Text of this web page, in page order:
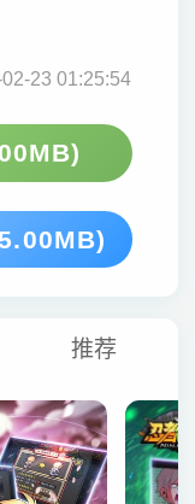
23 01:25:54
推荐